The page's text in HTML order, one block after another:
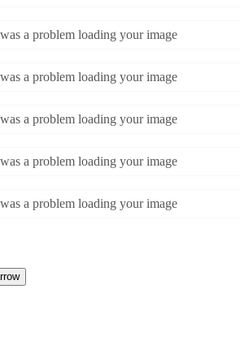
a problem loading your image
a problem loading your image
a problem loading your image
a problem loading your image
a problem loading your image